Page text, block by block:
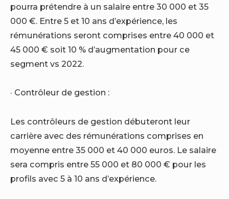
pourra prétendre à un salaire entre 30 000 et 35
000 €. Entre 5 et 10 ans d’expérience, les
rémunérations seront comprises entre 40 000 et
45 000 € soit 10 % d’augmentation pour ce
segment vs 2022.
· Contrôleur de gestion :
Les contrôleurs de gestion débuteront leur
carrière avec des rémunérations comprises en
moyenne entre 35 000 et 40 000 euros. Le salaire
sera compris entre 55 000 et 80 000 € pour les
profils avec 5 à 10 ans d’expérience.